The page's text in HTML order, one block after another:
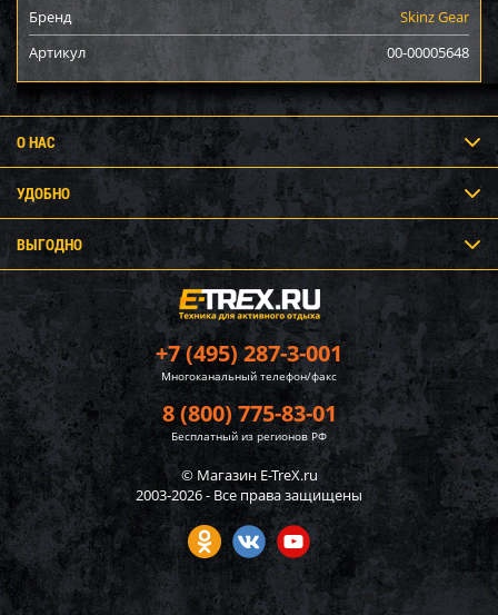
Бренд
Skinz Gear
Артикул
00-00005648
+7 (495) 287-3-001
Многоканальный телефон/факс
8 (800) 775-83-01
Бесплатный из регионов РФ
© Магазин E-TreX.ru
2003-2026 - Все права защищены
О НАС
УДОБНО
ВЫГОДНО